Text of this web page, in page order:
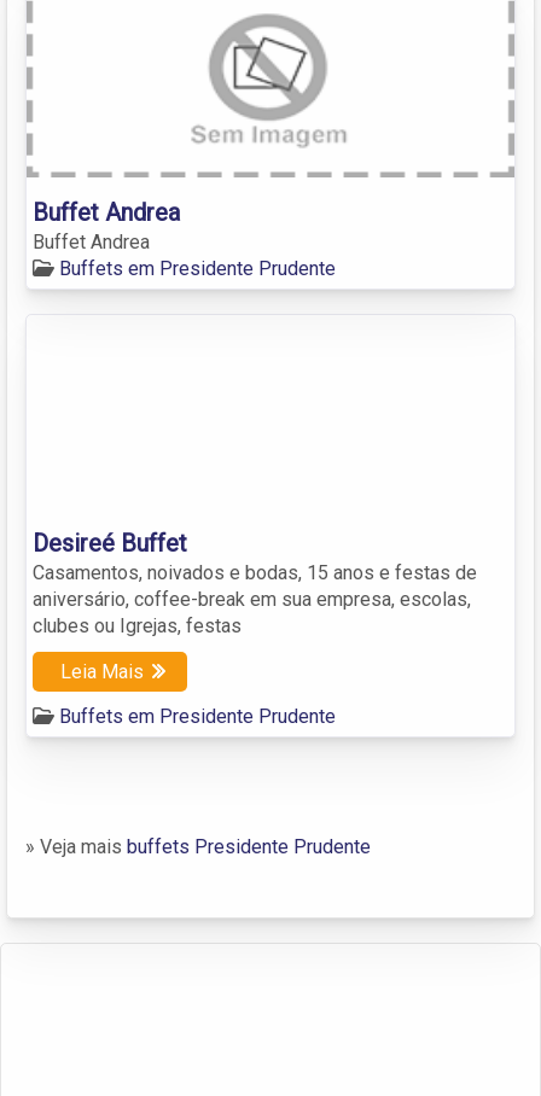
Buffet Andrea
Buffet Andrea
Buffets em Presidente Prudente
Desireé Buffet
Casamentos, noivados e bodas, 15 anos e festas de
aniversário, coffee-break em sua empresa, escolas,
clubes ou Igrejas, festas
Leia Mais
Buffets em Presidente Prudente
» Veja mais buffets Presidente Prudente